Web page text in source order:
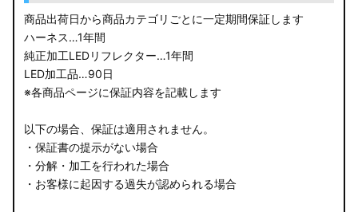
商品出荷日から商品カテゴリごとに一定期間保証します
ハーネス…1年間
純正加工LEDリフレクター…1年間
LED加工品…90日
※各商品ページに保証内容を記載します
以下の場合、保証は適用されません。
・保証書の提示がない場合
・分解・加工を行われた場合
・お客様に起因する過失が認められる場合